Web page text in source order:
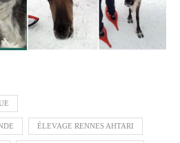
ÉLEVAGE RENNES AHTARI